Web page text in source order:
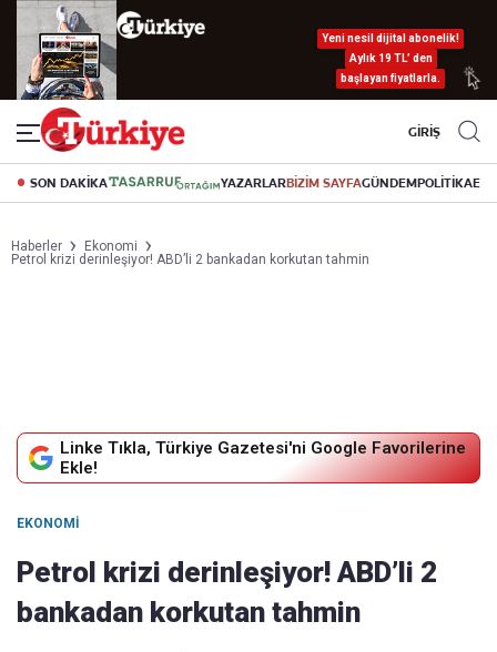
Yeni nesil dijital abonelik!
Aylık 19 TL’ den
başlayan fiyatlarla.
GİRİŞ
SON DAKİKA YAZARLARBİZİM SAYFAGÜNDEMPOLİTİKA
Haberler
Ekonomi
Petrol krizi derinleşiyor! ABD’li 2 bankadan korkutan tahmin
Linke Tıkla, Türkiye Gazetesi'ni Google Favorilerine
Ekle!
EKONOMI
Petrol krizi derinleşiyor! ABD’li 2
bankadan korkutan tahmin